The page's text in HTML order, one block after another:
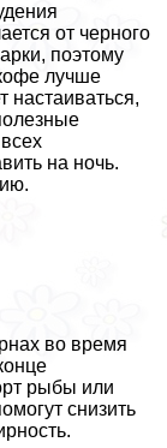
от черного
поэтому
лучше
настаиваться,
на ночь.
во время
рыбы или
снизить